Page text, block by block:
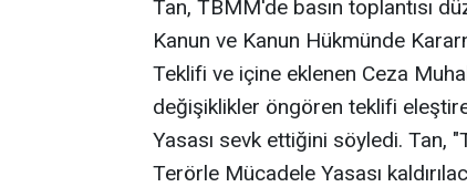
Tan, TBMM'de basın toplantısı
Kanun ve Kanun Hükmünde
Teklifi ve içine eklenen Ceza
değişiklikler öngören teklifi
Yasası sevk ettiğini söyledi. Tan,
Terörle Mücadele Yasası